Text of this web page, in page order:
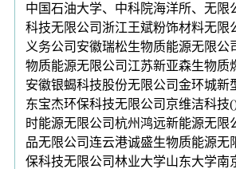
中国石油大学、中科院海洋所、无限
科技无限公司浙江王斌粉饰材料无限
义务公司安徽瑞松生物质能源无限公
物质能源无限公司江苏新亚森生物质
安徽银蝎科技股份无限公司金环城新
东宝杰环保科技无限公司京维洁科技
时能源无限公司杭州鸿远新能源无限
品无限公司连云港诚盛生物质能源无
保科技无限公司林业大学山东大学南